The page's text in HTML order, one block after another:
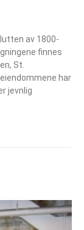
av 1800-
finnes
St.
har
jevnlig